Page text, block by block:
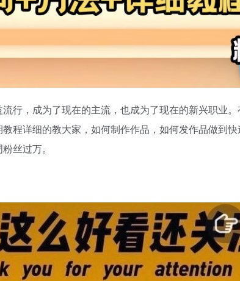
行，成为了现在的主流，也成为了现在的新兴职业
程详细的教大家，如何制作作品，如何发作品做到
丝过万。